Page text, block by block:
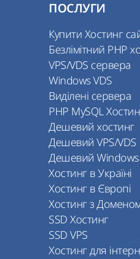
ПОСЛУГИ
Купити Хостинг
Безлімітний PHP
VPS/VDS сервера
Windows VDS
Виділені сервера
PHP MySQL
Дешевий хостинг
Дешевий VPS/VDS
Дешевий Windows
Хостинг в Україні
Хостинг в Європі
Хостинг з
SSD Хостинг
SSD VPS
Хостинг для